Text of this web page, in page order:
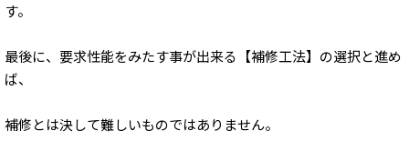
す。
最後に、要求性能をみたす事が出来る【補修工法】の選択と進め
ば、
補修とは決して難しいものではありません。